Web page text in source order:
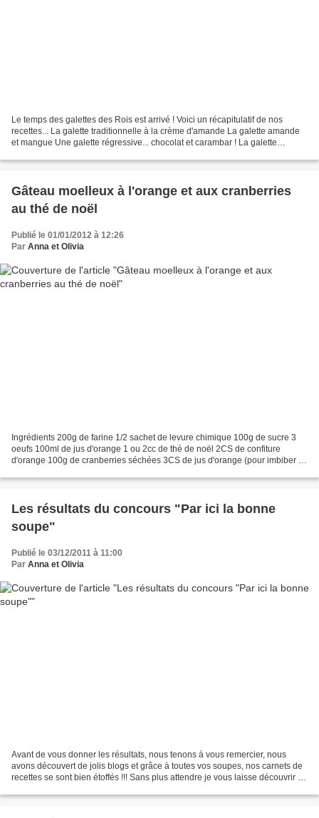
Le temps des galettes des Rois est arrivé ! Voici un récapitulatif de nos
recettes... La galette traditionnelle à la crème d'amande La galette amande
et mangue Une galette régressive... chocolat et carambar ! La galette
Gâteau moelleux à l'orange et aux cranberries
au thé de noël
Publié le 01/01/2012 à 12:26
Par Anna et Olivia
Ingrédients 200g de farine 1/2 sachet de levure chimique 100g de sucre 3
oeufs 100ml de jus d'orange 1 ou 2cc de thé de noël 2CS de confiture
d'orange 100g de cranberries séchées 3CS de jus d'orange (pour imbiber le
Les résultats du concours "Par ici la bonne
soupe"
Publié le 03/12/2011 à 11:00
Par Anna et Olivia
Avant de vous donner les résultats, nous tenons à vous remercier, nous
avons découvert de jolis blogs et grâce à toutes vos soupes, nos carnets de
recettes se sont bien étoffés !!! Sans plus attendre je vous laisse découvrir la